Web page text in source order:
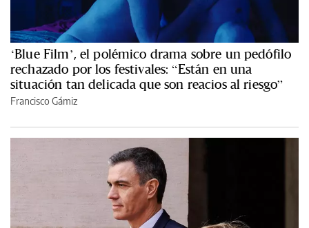
‘Blue Film’, el polémico drama sobre un pedófilo
rechazado por los festivales: “Están en una
situación tan delicada que son reacios al riesgo”
Francisco Gámiz